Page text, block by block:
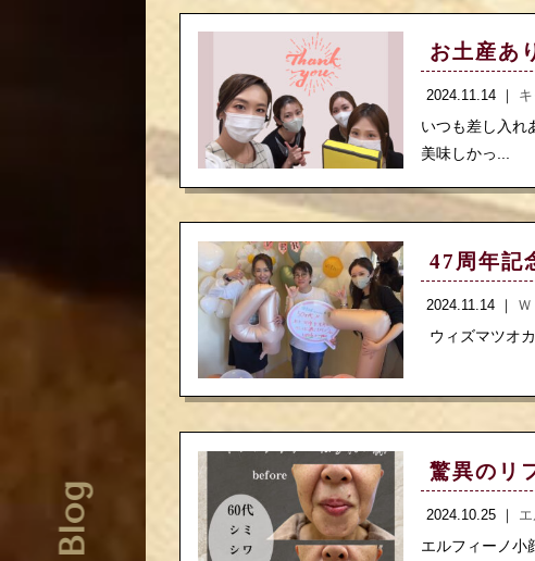
Blog
お土産あ
2024.11.14 ｜
いつも差し入れ
美味しかっ...
47周年記
2024.11.14 ｜
ウィズマツオ
驚異のリ
2024.10.25 ｜
エルフィーノ小